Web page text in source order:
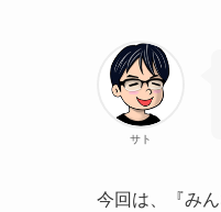
サト
今回は、『み